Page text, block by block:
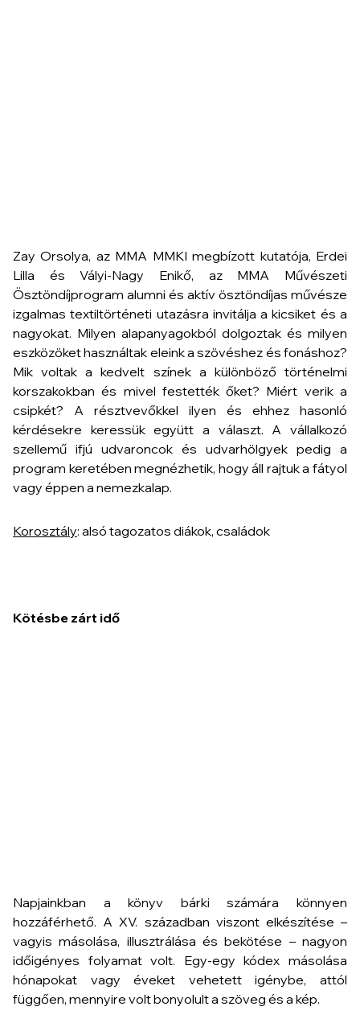
Zay Orsolya, az MMA MMKI megbízott kutatója, Erdei
Lilla és Vályi-Nagy Enikő, az MMA Művészeti
Ösztöndíjprogram alumni és aktív ösztöndíjas művésze
izgalmas textiltörténeti utazásra invitálja a kicsiket és a
nagyokat. Milyen alapanyagokból dolgoztak és milyen
eszközöket használtak eleink a szövéshez és fonáshoz?
Mik voltak a kedvelt színek a különböző történelmi
korszakokban és mivel festették őket? Miért verik a
csipkét? A résztvevőkkel ilyen és ehhez hasonló
kérdésekre keressük együtt a választ. A vállalkozó
szellemű ifjú udvaroncok és udvarhölgyek pedig a
program keretében megnézhetik, hogy áll rajtuk a fátyol
vagy éppen a nemezkalap.
Korosztály: alsó tagozatos diákok, családok
Kötésbe zárt idő
Napjainkban a könyv bárki számára könnyen
hozzáférhető. A XV. században viszont elkészítése –
vagyis másolása, illusztrálása és bekötése – nagyon
időigényes folyamat volt. Egy-egy kódex másolása
hónapokat vagy éveket vehetett igénybe, attól
függően, mennyire volt bonyolult a szöveg és a kép.